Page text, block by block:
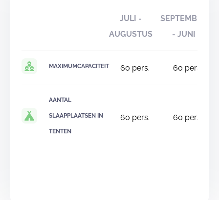
JULI -
AUGUSTUS
SEPTEMBER
- JUNI
MAXIMUMCAPACITEIT 60 pers. 60 pers.
AANTAL
SLAAPPLAATSEN IN
TENTEN
60 pers. 60 pers.